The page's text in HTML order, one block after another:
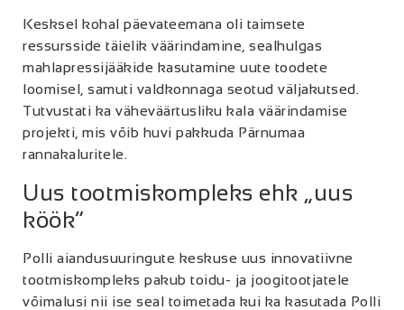
Kesksel kohal päevateemana oli taimsete
ressursside täielik väärindamine, sealhulgas
mahlapressijääkide kasutamine uute toodete
loomisel, samuti valdkonnaga seotud väljakutsed.
Tutvustati ka väheväärtusliku kala väärindamise
projekti, mis võib huvi pakkuda Pärnumaa
rannakaluritele.
Uus tootmiskompleks ehk „uus
köök“
Polli aiandusuuringute keskuse uus innovatiivne
tootmiskompleks pakub toidu- ja joogitootjatele
võimalusi nii ise seal toimetada kui ka kasutada Polli